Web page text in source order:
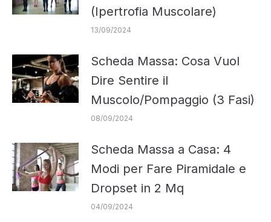
(Ipertrofia Muscolare)
13/09/2024
Scheda Massa: Cosa Vuol
Dire Sentire il
Muscolo/Pompaggio (3 Fasi)
08/09/2024
Scheda Massa a Casa: 4
Modi per Fare Piramidale e
Dropset in 2 Mq
04/09/2024